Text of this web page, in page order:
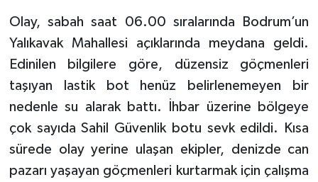
Olay, sabah saat 06.00 sıralarında Bodrum’un
Yalıkavak Mahallesi açıklarında meydana geldi.
Edinilen bilgilere göre, düzensiz göçmenleri
taşıyan lastik bot henüz belirlenemeyen bir
nedenle su alarak battı. İhbar üzerine bölgeye
çok sayıda Sahil Güvenlik botu sevk edildi. Kısa
sürede olay yerine ulaşan ekipler, denizde can
pazarı yaşayan göçmenleri kurtarmak için çalışma